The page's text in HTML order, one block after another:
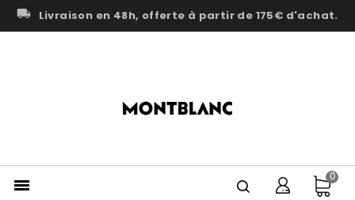
local_shipping Livraison en 48h, offerte à partir de 175€ d'achat.
 0